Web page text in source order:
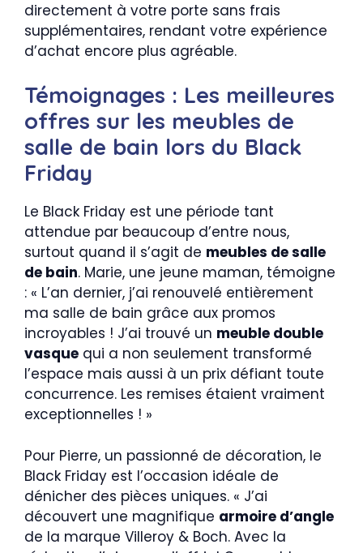
directement à votre porte sans frais
supplémentaires, rendant votre expérience
d’achat encore plus agréable.
Témoignages : Les meilleures
offres sur les meubles de
salle de bain lors du Black
Friday
Le Black Friday est une période tant
attendue par beaucoup d’entre nous,
surtout quand il s’agit de meubles de salle
de bain. Marie, une jeune maman, témoigne
: « L’an dernier, j’ai renouvelé entièrement
ma salle de bain grâce aux promos
incroyables ! J’ai trouvé un meuble double
vasque qui a non seulement transformé
l’espace mais aussi à un prix défiant toute
concurrence. Les remises étaient vraiment
exceptionnelles ! »
Pour Pierre, un passionné de décoration, le
Black Friday est l’occasion idéale de
dénicher des pièces uniques. « J’ai
découvert une magnifique armoire d’angle
de la marque Villeroy & Boch. Avec la